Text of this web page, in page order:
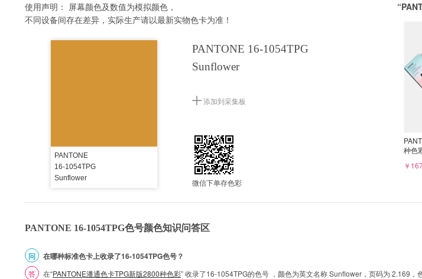
使用声明： 屏幕颜色及数值为模拟颜色，
不同设备间存在差异，实际生产请以最新实物色卡为准！
PANTONE
16-1054TPG
Sunflower
PANTONE 16-1054TPG
Sunflower
添加到采集板
微信下单存色彩
种色
￥
PANTONE 16-1054TPG色号颜色知识问答区
问 在哪种标准色卡上收录了16-1054TPG色号？
答 在“PANTONE潘通色卡TPG新版2800种色彩” 收录了16-1054TPG的色号 ，颜色为英文名称 Sunflower，页码为 2.169